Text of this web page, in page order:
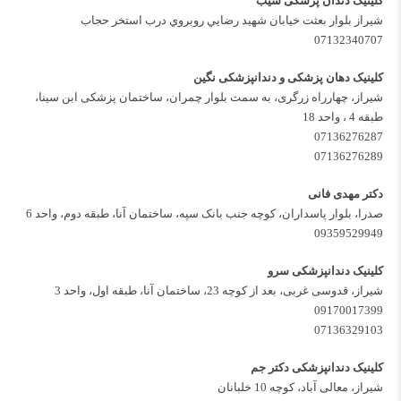
شيراز بلوار بعثت خيابان شهيد رضايي روبروي درب استخر حجاب
07132340707
کلینیک دهان پزشکی و دندانپزشکی نگین
شیراز، چهارراه زرگری، به سمت بلوار چمران، ساختمان پزشکی ابن سینا،
طبقه 4 ، واحد 18
07136276287
07136276289
دکتر مهدی فانی
صدرا، بلوار پاسداران، کوچه جنب بانک سپه، ساختمان آنا، طبقه دوم، واحد 6
09359529949
کلینیک دندانپزشکی سرو
شیراز، قدوسی غربی، بعد از کوچه 23، ساختمان آنا، طبقه اول، واحد 3
09170017399
07136329103
کلینیک دندانپزشکی دکتر جم
شیراز، معالی آباد، کوچه 10 خلبانان